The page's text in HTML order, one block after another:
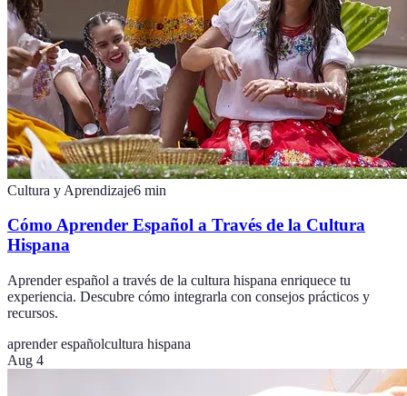
Cultura y Aprendizaje6 min
Cómo Aprender Español a Través de la Cultura
Hispana
Aprender español a través de la cultura hispana enriquece tu
experiencia. Descubre cómo integrarla con consejos prácticos y
recursos.
aprender españolcultura hispana
Aug 4